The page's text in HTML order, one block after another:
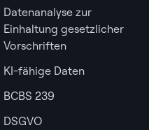
Datenanalyse zur
Einhaltung gesetzlicher
Vorschriften
KI-fähige Daten
BCBS 239
DSGVO